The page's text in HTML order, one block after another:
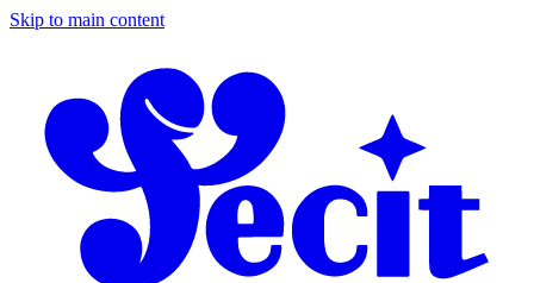
Skip to main content